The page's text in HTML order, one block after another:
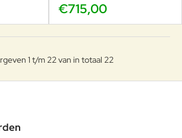
€715,00
1 t/m 22 van in totaal 22